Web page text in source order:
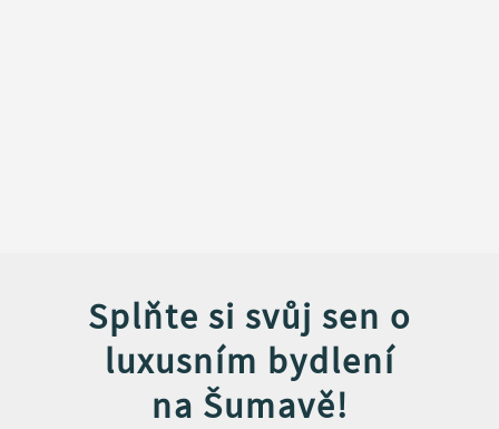
Splňte si svůj sen o
luxusním bydlení
na Šumavě!